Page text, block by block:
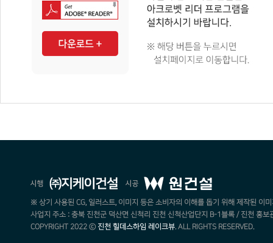
※ 상기 사용된 CG, 일러스트, 이미지 등은 소비자의 이해를 돕기 위해 제작된 이
사업지 주소 : 충북 진천군 덕산면 신척리 진천 신척산업단지 B-1블록 / 진천 홍
COPYRIGHT 2022 ⓒ 진천 힐데스하임 레이크뷰. ALL RIGHTS RESERVED.